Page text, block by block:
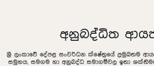
අනුබද්ධිත
ශ්‍රී ලංකාවේ දේපළ සංවර්ධන ක්ෂේත්‍රයේ ප්‍රමුඛතම
සමුහය, සමගම හා අනුබද්ධ සමාගම්වල ඉතා